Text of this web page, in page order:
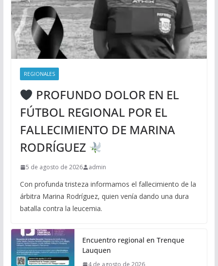
REGIONALES
PROFUNDO DOLOR EN EL
FÚTBOL REGIONAL POR EL
FALLECIMIENTO DE MARINA
RODRÍGUEZ
5 de agosto de 2026 admin
Con profunda tristeza informamos el fallecimiento de la
árbitra Marina Rodríguez, quien venía dando una dura
batalla contra la leucemia.
Encuentro regional en Trenque
Lauquen